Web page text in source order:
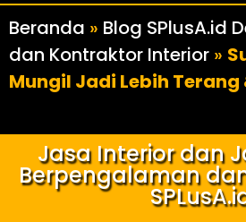
Beranda » Blog SPlusA.id
dan Kontraktor Interior »
Mungil Jadi Lebih Terang
Jasa Interior dan
Berpengalaman